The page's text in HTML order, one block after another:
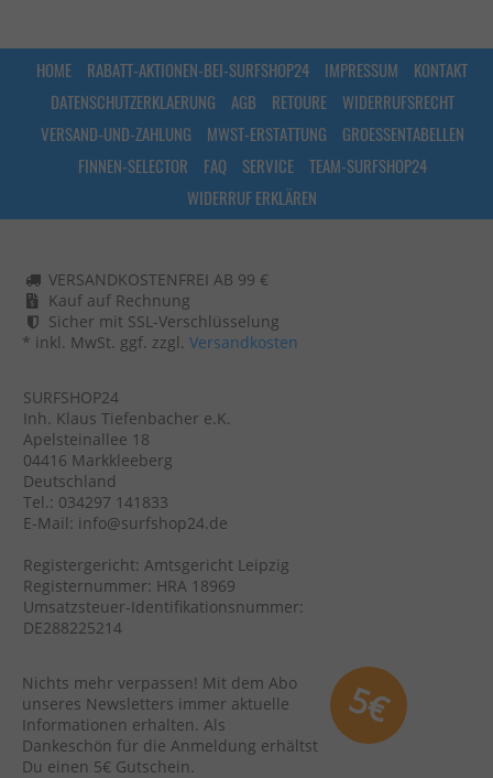
HOME RABATT-AKTIONEN-BEI-SURFSHOP24 IMPRESSUM
KONTAKT
DATENSCHUTZERKLAERUNG
AGB RETOURE
WIDERRUFSRECHT
VERSAND-UND-ZAHLUNG
MWST-ERSTATTUNG
GROESSENTABELLEN
FINNEN-SELECTOR
FAQ SERVICE
TEAM-SURFSHOP24
WIDERRUF ERKLÄREN
VERSANDKOSTENFREI AB 99 €
Kauf auf Rechnung
Sicher mit SSL-Verschlüsselung
* inkl. MwSt. ggf. zzgl. Versandkosten
SURFSHOP24
Inh. Klaus Tiefenbacher e.K.
Apelsteinallee 18
04416 Markkleeberg
Deutschland
Tel.: 034297 141833
E-Mail: info@surfshop24.de
Registergericht: Amtsgericht Leipzig
Registernummer: HRA 18969
Umsatzsteuer-Identifikationsnummer:
DE288225214
5€
Nichts mehr verpassen! Mit dem Abo
unseres Newsletters immer aktuelle
Informationen erhalten. Als
Dankeschön für die Anmeldung erhältst
Du einen 5€ Gutschein.